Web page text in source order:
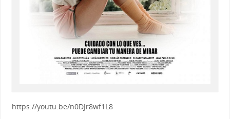
https://youtu.be/n0DJr8wf1L8